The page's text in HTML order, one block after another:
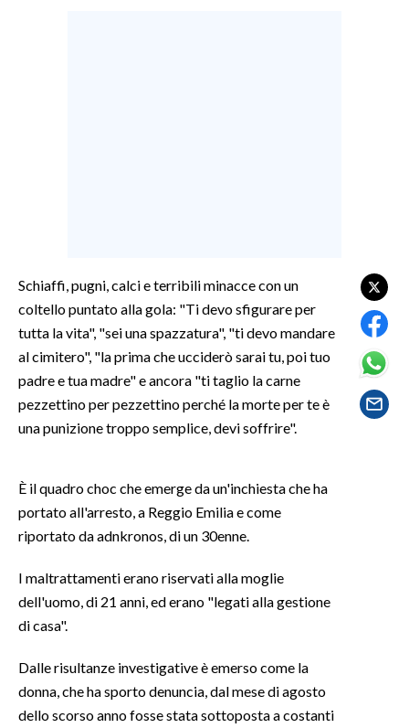
GOSSIP
SALUTE
SARDI NEL MONDO
EVENTI
#CARAUNIONE
3 MINUTI CON
INSULARITÀ
INFO AZIENDE
ABBONATI
Schiaffi, pugni, calci e terribili minacce con un
coltello puntato alla gola: "Ti devo sfigurare per
tutta la vita", "sei una spazzatura", "ti devo mandare
al cimitero", "la prima che ucciderò sarai tu, poi tuo
padre e tua madre" e ancora "ti taglio la carne
pezzettino per pezzettino perché la morte per te è
una punizione troppo semplice, devi soffrire".
È il quadro choc che emerge da un'inchiesta che ha
portato all'arresto, a Reggio Emilia e come
riportato da adnkronos, di un 30enne.
I maltrattamenti erano riservati alla moglie
dell'uomo, di 21 anni, ed erano "legati alla gestione
di casa".
Dalle risultanze investigative è emerso come la
donna, che ha sporto denuncia, dal mese di agosto
dello scorso anno fosse stata sottoposta a costanti